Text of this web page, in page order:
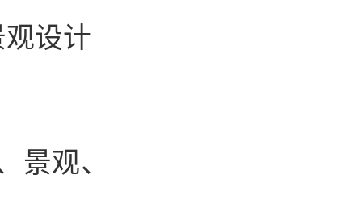
设计
观、